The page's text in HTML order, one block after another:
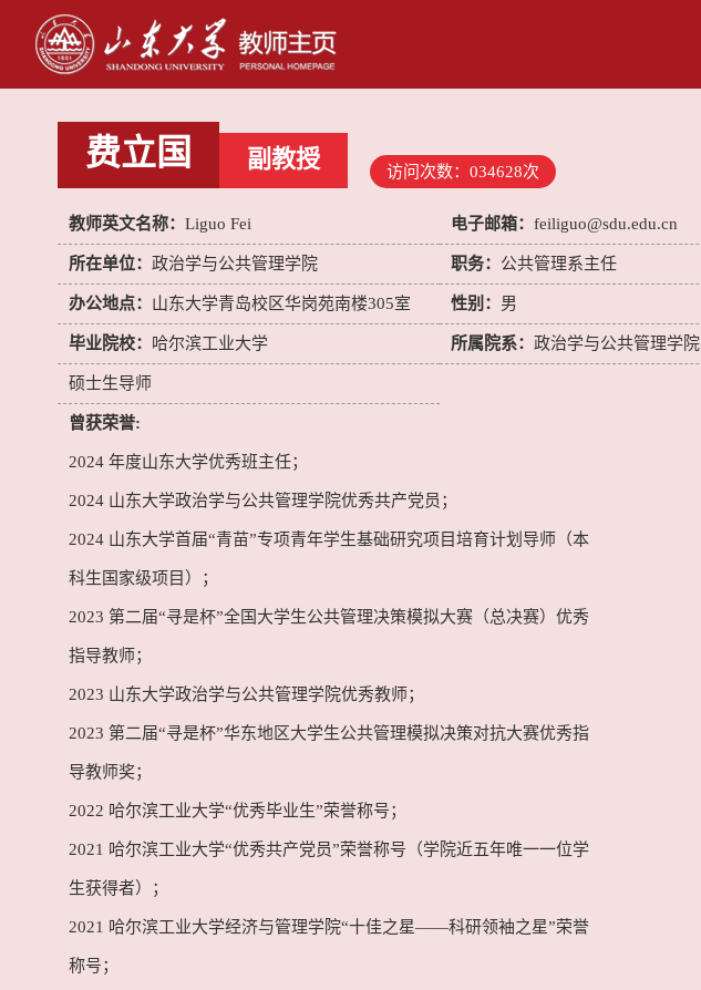
费立国 副教授 访问次数： 034628次
教师英文名称： Liguo Fei 电子邮箱： feiliguo@sdu.edu.cn
所在单位： 政治学与公共管理学院 职务： 公共管理系主任
办公地点： 山东大学青岛校区华岗苑南楼305室 性别： 男
毕业院校： 哈尔滨工业大学 所属院系： 政治学与公共管理学院
硕士生导师
曾获荣誉:
2024 年度山东大学优秀班主任；
2024 山东大学政治学与公共管理学院优秀共产党员；
2024 山东大学首届“青苗”专项青年学生基础研究项目培育计划导师（本
科生国家级项目）；
2023 第二届“寻是杯”全国大学生公共管理决策模拟大赛（总决赛）优秀
指导教师；
2023 山东大学政治学与公共管理学院优秀教师；
2023 第二届“寻是杯”华东地区大学生公共管理模拟决策对抗大赛优秀指
导教师奖；
2022 哈尔滨工业大学“优秀毕业生”荣誉称号；
2021 哈尔滨工业大学“优秀共产党员”荣誉称号（学院近五年唯一一位学
生获得者）；
2021 哈尔滨工业大学经济与管理学院“十佳之星——科研领袖之星”荣誉
称号；